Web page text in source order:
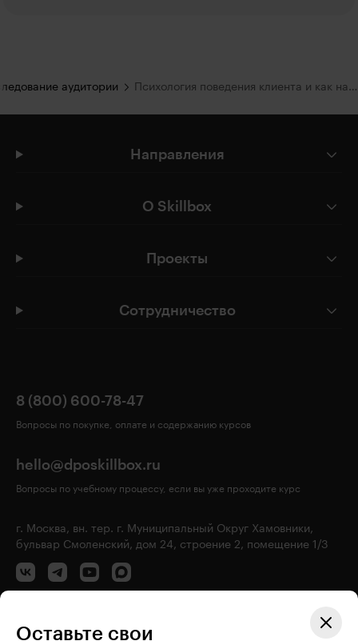
аудитории Психология поведения клиента и как на нее влиять
Направления
О Skillbox
Проекты
Сотрудничество
8 (800) 600-78-47
Вопросы по покупке, оплате и содержанию курсов
hello@dposkillbox.ru
Вопросы по учебному процессу, если вы уже проходите курс
г. Москва, вн. тер. г. Муниципальный Округ Хамовники,
бульвар Смоленский, дом 24, строение 2, помещение 1/3
Оставьте свои